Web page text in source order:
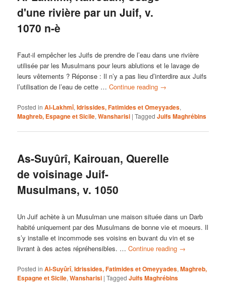
d'une rivière par un Juif, v.
1070 n-è
Faut-il empêcher les Juifs de prendre de l’eau dans une rivière
utilisée par les Musulmans pour leurs ablutions et le lavage de
leurs vêtements ? Réponse : Il n’y a pas lieu d’interdire aux Juifs
l’utilisation de l’eau de cette …Continue reading →
Posted in Al-Lakhmî,Idrissides, Fatimides et Omeyyades,
Maghreb, Espagne et Sicile,Wansharisi |Tagged Juifs Maghrébins
As-Suyûrî, Kairouan, Querelle
de voisinage Juif-
Musulmans, v. 1050
Un Juif achète à un Musulman une maison située dans un Darb
habité uniquement par des Musulmans de bonne vie et moeurs. Il
s’y installe et incommode ses voisins en buvant du vin et se
livrant à des actes répréhensibles. …Continue reading →
Posted in Al-Suyûrî,Idrissides, Fatimides et Omeyyades,Maghreb,
Espagne et Sicile,Wansharisi |Tagged Juifs Maghrébins